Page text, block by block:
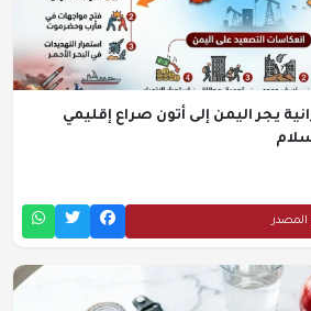
يجر اليمن إلى أتون صراع إقليمي
المصدر